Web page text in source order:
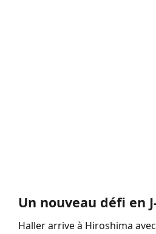
Un nouveau défi en
Haller arrive à Hiroshima